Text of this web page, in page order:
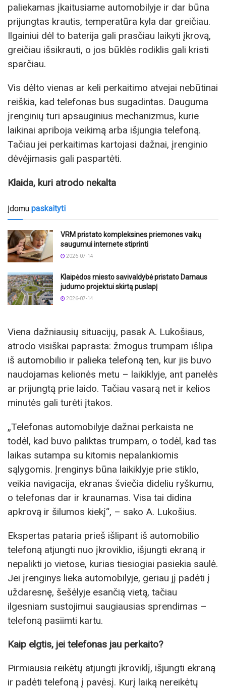
paliekamas įkaitusiame automobilyje ir dar būna
prijungtas krautis, temperatūra kyla dar greičiau.
Ilgainiui dėl to baterija gali prasčiau laikyti įkrovą,
greičiau išsikrauti, o jos būklės rodiklis gali kristi
sparčiau.
Vis dėlto vienas ar keli perkaitimo atvejai nebūtinai
reiškia, kad telefonas bus sugadintas. Dauguma
įrenginių turi apsauginius mechanizmus, kurie
laikinai apriboja veikimą arba išjungia telefoną.
Tačiau jei perkaitimas kartojasi dažnai, įrenginio
dėvėjimasis gali paspartėti.
Klaida, kuri atrodo nekalta
Įdomu paskaityti
VRM pristato kompleksines priemones vaikų
saugumui internete stiprinti
2026-07-14
Klaipėdos miesto savivaldybė pristato Darnaus
judumo projektui skirtą puslapį
2026-07-14
Viena dažniausių situacijų, pasak A. Lukošiaus,
atrodo visiškai paprasta: žmogus trumpam išlipa
iš automobilio ir palieka telefoną ten, kur jis buvo
naudojamas kelionės metu – laikiklyje, ant panelės
ar prijungtą prie laido. Tačiau vasarą net ir kelios
minutės gali turėti įtakos.
„Telefonas automobilyje dažnai perkaista ne
todėl, kad buvo paliktas trumpam, o todėl, kad tas
laikas sutampa su kitomis nepalankiomis
sąlygomis. Įrenginys būna laikiklyje prie stiklo,
veikia navigacija, ekranas šviečia dideliu ryškumu,
o telefonas dar ir kraunamas. Visa tai didina
apkrovą ir šilumos kiekį“, – sako A. Lukošius.
Ekspertas pataria prieš išlipant iš automobilio
telefoną atjungti nuo įkroviklio, išjungti ekraną ir
nepalikti jo vietose, kurias tiesiogiai pasiekia saulė.
Jei įrenginys lieka automobilyje, geriau jį padėti į
uždaresnę, šešėlyje esančią vietą, tačiau
ilgesniam sustojimui saugiausias sprendimas –
telefoną pasiimti kartu.
Kaip elgtis, jei telefonas jau perkaito?
Pirmiausia reikėtų atjungti įkroviklį, išjungti ekraną
ir padėti telefoną į pavėsį. Kurį laiką nereikėtų